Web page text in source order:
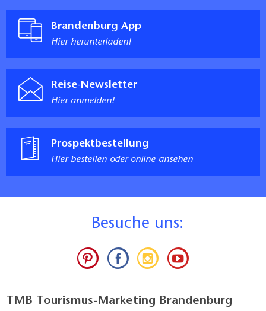
Brandenburg App
Hier herunterladen!
Reise-Newsletter
Hier anmelden!
Prospektbestellung
Hier bestellen oder online ansehen
Besuche uns:
TMB Tourismus-Marketing Brandenburg